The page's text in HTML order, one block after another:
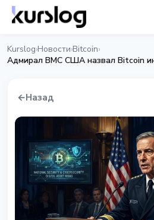
Kurslog›Новости›Bitcoin›
←Назад